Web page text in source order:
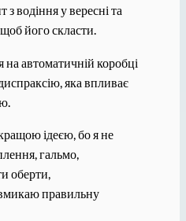
з водіння у вересні та
його скласти.
автоматичній коробці
яка впливає
ідеєю, бо я не
гальмо,
оберти,
правильну